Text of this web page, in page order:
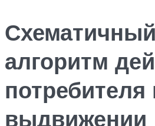
Схематичный
алгоритм
потребителя
выдвижении